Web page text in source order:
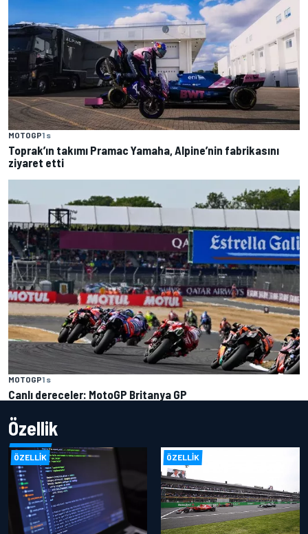
MOTOGP1 s
Toprak’ın takımı Pramac Yamaha, Alpine’nin fabrikasını
ziyaret etti
MOTOGP1 s
Canlı dereceler: MotoGP Britanya GP
Özellik
ÖZELLIK ÖZELLIK